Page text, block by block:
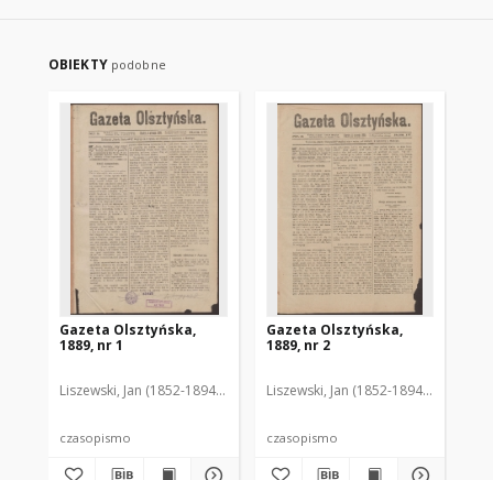
OBIEKTY podobne
Gazeta Olsztyńska,
1889, nr 1
Liszewski, Jan (1852-1894). Red.
czasopismo
Gazeta Olsztyńska,
1889, nr 2
Liszewski, Jan (1852-1894). Red.
czasopismo